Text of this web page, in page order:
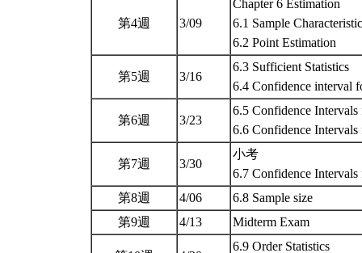
第4週 3/09
Chapter 6 Estimation
6.1 Sample
6.2 Point Estimation
第5週 3/16
6.3 Sufficient Statistics
6.4 Confidence interval
第6週 3/23
6.5 Confidence
6.6 Confidence
第7週 3/30
小考
6.7 Confidence
第8週
4/06
6.8 Sample size
第9週
4/13 Midterm Exam
6.9 Order Statistics